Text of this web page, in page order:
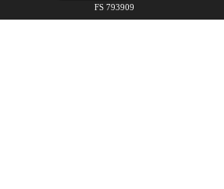
FS 793909